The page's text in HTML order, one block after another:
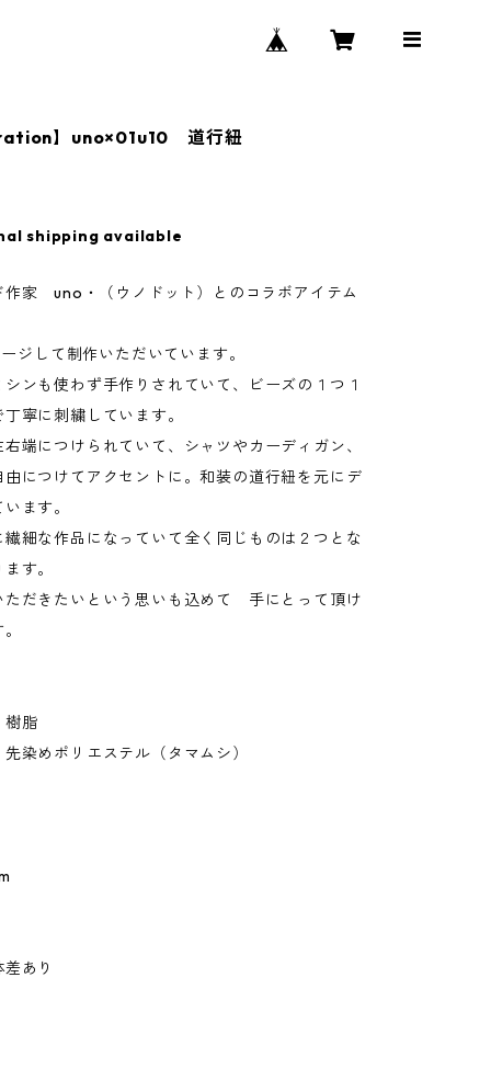
】uno×01u10 道行紐
shipping available
作家 uno・（ウノドット）とのコラボアイテム
ジして制作いただいています。
ンも使わず手作りされていて、ビーズの１つ１
寧に刺繍しています。
端につけられていて、シャツやカーディガン、
由につけてアクセントに。和装の道行紐を元にデ
ます。
細な作品になっていて全く同じものは２つとな
す。
ただきたいという思いも込めて 手にとって頂け
樹脂
染めポリエステル（タマムシ）
あり